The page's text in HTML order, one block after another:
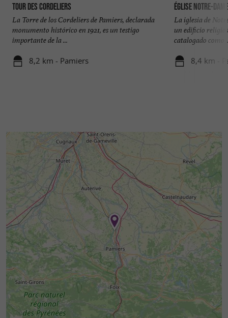
Tour des Cordeliers
La Torre de los Cordeliers de Pamiers, declarada
monumento histórico en 1921, es un testigo
importante de la ...
8,2 km - Pamiers
Église Notre-
La iglesia de
un edificio
catalogado como
8,4 km -